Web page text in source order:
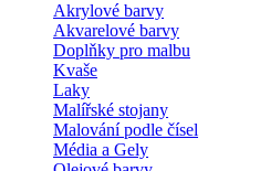
Akrylové barvy
Akvarelové barvy
Doplňky pro malbu
Kvaše
Laky
Malířské stojany
Malování podle čísel
Média a Gely